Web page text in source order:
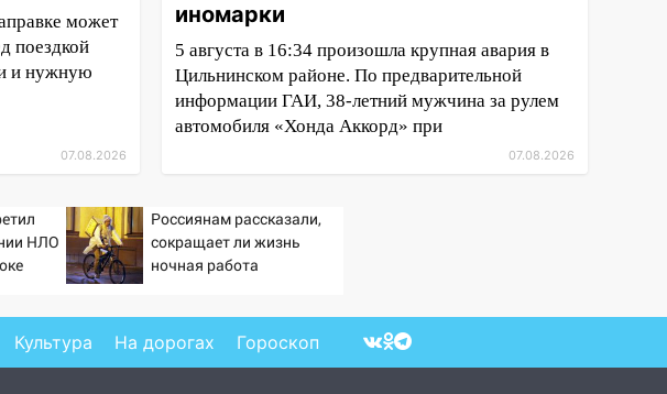
может
поездкой
и нужную
07.08.2026
иномарки
5 августа в 16:34 произошла крупная авария в
Цильнинском районе. По предварительной
информации ГАИ, 38-летний мужчина за рулем
автомобиля «Хонда Аккорд» при
07.08.2026
НЛО
Россиянам рассказали,
сокращает ли жизнь
ночная работа
Культура На дорогах Гороскоп